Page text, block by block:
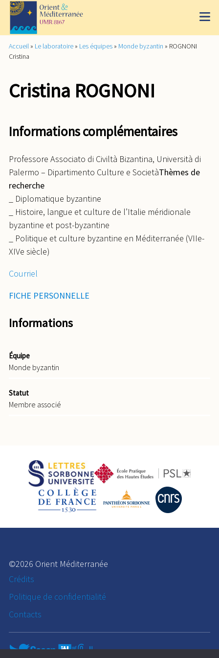
Accueil » Le laboratoire » Les équipes » Monde byzantin » ROGNONI
Cristina
Cristina ROGNONI
Informations complémentaires
Professore Associato di Civiltà Bizantina, Università di
Palermo – Dipartimento Culture e SocietàThèmes de
recherche
_ Diplomatique byzantine
_ Histoire, langue et culture de l’Italie méridionale
byzantine et post-byzantine
_ Politique et culture byzantine en Méditerranée (VIIe-
XIVe siècle)
Courriel
FICHE PERSONNELLE
Informations
Équipe
Monde byzantin
Statut
Membre associé
©2026 Orient Méditerranée
Crédits
Politique de confidentialité
Contacts